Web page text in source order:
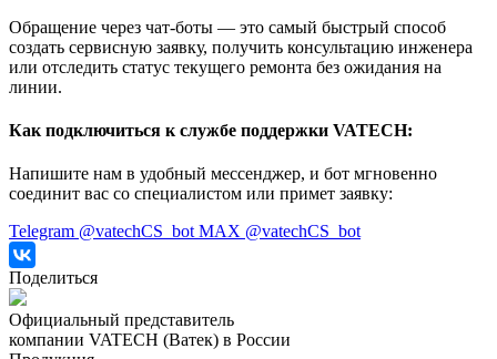
Обращение через чат-боты — это самый быстрый способ
создать сервисную заявку, получить консультацию инженера
или отследить статус текущего ремонта без ожидания на
линии.
Как подключиться к службе поддержки VATECH:
Напишите нам в удобный мессенджер, и бот мгновенно
соединит вас со специалистом или примет заявку:
Telegram @vatechCS_bot MAX @vatechCS_bot
Поделиться
Официальный представитель
компании VATECH (Ватек) в России